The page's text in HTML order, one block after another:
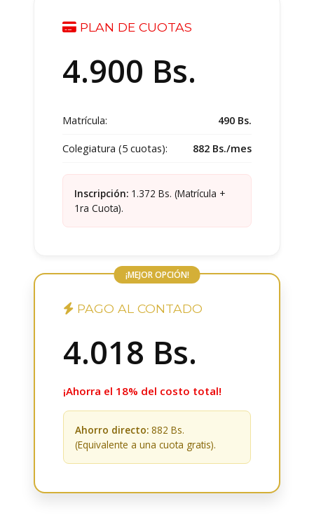
PLAN DE CUOTAS
4.900 Bs.
Matrícula: 490 Bs.
Colegiatura (5 cuotas): 882 Bs./mes
Inscripción: 1.372 Bs. (Matrícula +
1ra Cuota).
¡MEJOR OPCIÓN!
PAGO AL CONTADO
4.018 Bs.
¡Ahorra el 18% del costo total!
Ahorro directo: 882 Bs.
(Equivalente a una cuota gratis).